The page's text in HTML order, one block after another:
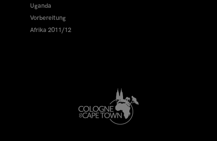
Uganda
Vorbereitung
Afrika 2011/12